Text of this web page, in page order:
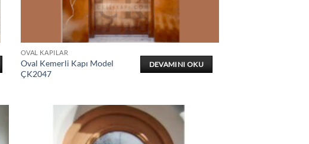
OVAL KAPILAR
Oval Kemerli Kapı Model
ÇK2047
DEVAMINI OKU